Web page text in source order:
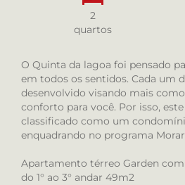
2
quartos
O Quinta da lagoa foi pensado
em todos os sentidos. Cada um
desenvolvido visando mais
conforto para você. Por isso,
classificado como um
enquadrando no programa
Apartamento térreo Garden
do 1° ao 3° andar 49m2